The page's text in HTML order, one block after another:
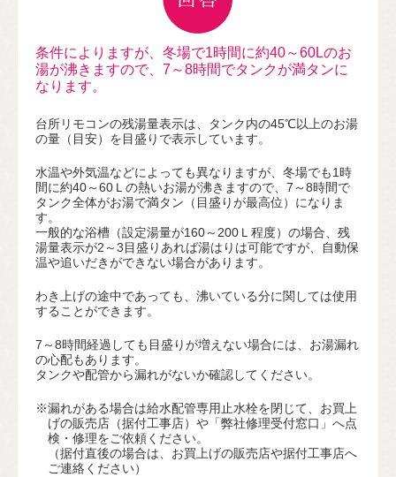
条件によりますが、冬場で1時間に約40～60Lのお
湯が沸きますので、7～8時間でタンクが満タンに
なります。
台所リモコンの残湯量表示は、タンク内の45℃以上のお湯
の量（目安）を目盛りで表示しています。
水温や外気温などによっても異なりますが、冬場でも1時
間に約40～60Ｌの熱いお湯が沸きますので、7～8時間で
タンク全体がお湯で満タン（目盛りが最高位）になりま
す。
一般的な浴槽（設定湯量が160～200Ｌ程度）の場合、残
湯量表示が2～3目盛りあれば湯はりは可能ですが、自動保
温や追いだきができない場合があります。
わき上げの途中であっても、沸いている分に関しては使用
することができます。
7～8時間経過しても目盛りが増えない場合には、お湯漏れ
の心配もあります。
タンクや配管から漏れがないか確認してください。
※漏れがある場合は給水配管専用止水栓を閉じて、お買上
げの販売店（据付工事店）や「弊社修理受付窓口」へ点
検・修理をご依頼ください。
（据付直後の場合は、お買上げの販売店や据付工事店へ
ご連絡ください）